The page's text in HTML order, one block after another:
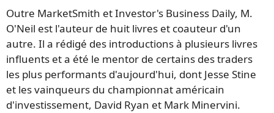
Outre MarketSmith et Investor's Business Daily, M.
O'Neil est l'auteur de huit livres et coauteur d'un
autre. Il a rédigé des introductions à plusieurs livres
influents et a été le mentor de certains des traders
les plus performants d'aujourd'hui, dont Jesse Stine
et les vainqueurs du championnat américain
d'investissement, David Ryan et Mark Minervini.